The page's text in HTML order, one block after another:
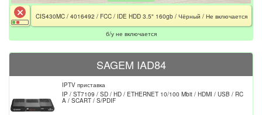
CIS430MC / 4016492 / FCC / IDE HDD 3.5" 160gb / Чёрный / Не включается
б/у не включается
SAGEM IAD84
IPTV приставка
IP / ST7109 / SD / HD / ETHERNET 10/100 Mbit / HDMI / USB / RC
A / SCART / S/PDIF